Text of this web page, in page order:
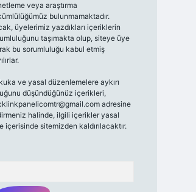
veya araştırma
bulunmamaktadır.
üyelerimiz yazdıkları içeriklerin
taşımakta olup, siteye üye
bu sorumluluğu kabul etmiş
ve yasal düzenlemelere aykırı
düşündüğünüz içerikleri,
adresine
halinde, ilgili içerikler yasal
içerisinde sitemizden kaldırılacaktır.